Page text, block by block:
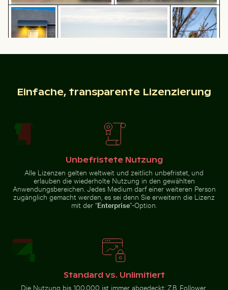
Alte Ruinen von Wat Mahathat in Steinskulpturen von Schlangen
Städtische Szene mit beleuchteter Tür und
Städtische Szene
mit beleuchteter
Ruhige Gewässer des Lake Ontario,
Toronto
Mönchsittich
Mönchsittich
Panoramablick auf das
Elbsandsteingebirge in der
Sächsischen Schweiz
Sonnenuntergangsblick
aus Flugzeugfenster
mit Flügelsilhouette
Zwei Rotohrbülbüls auf Draht vor blauem
Schwalbenschwanz auf rosa KleeblüteKnospe einer Seerose
Einfache, transparente Lizenzierung
Unbefristete Nutzung
Alle Lizenzen gelten weltweit und zeitlich unbefristet, und
erlauben die wiederholte Nutzung in den gewählten
Anwendungsbereichen. Jedes Medium darf einer weiteren Person
zugänglich gemacht werden, es sei denn Sie erweitern die Lizenz
mit der “Enterprise”-Option.
Standard vs. Unlimitiert
Die Nutzung bis 100.000 ist immer abgedeckt: Z.B. Follower,